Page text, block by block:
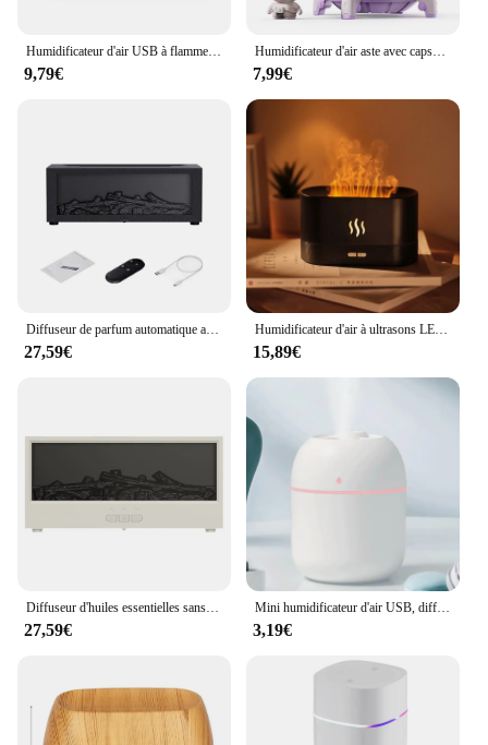
Humidificateur d'air USB à flamme avec veilleuse colorée, diffuseur d'arômes, diffuseur d'huiles essentielles, parfum de chambre à coucher, bureau domestique
9,79€
Humidificateur d'air aste avec capsule spatiale, brumisateur, diffuseur d'eau d'aromathérapie, prise USB, 7 couleurs, escales, lumière, 220ml
7,99€
Diffuseur de parfum automatique avec lumière LED et télécommande, humidificateur d'air essentiel, humidificateur d'arôme de château, flamme pour la maison
27,59€
Humidificateur d'air à ultrasons LED intelligent, diffuseur de parfum de flamme, atomiseur d'huiles essentielles, cadeau créatif
15,89€
27,59€
Mini humidificateur d'air USB, diffuseur d'huiles essentielles d'arôme pour la maison et la voiture, brumisateur muet à ultrasons avec lampe de document LED
3,19€